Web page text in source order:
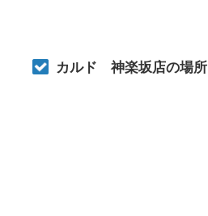
カルド 神楽坂店の場所